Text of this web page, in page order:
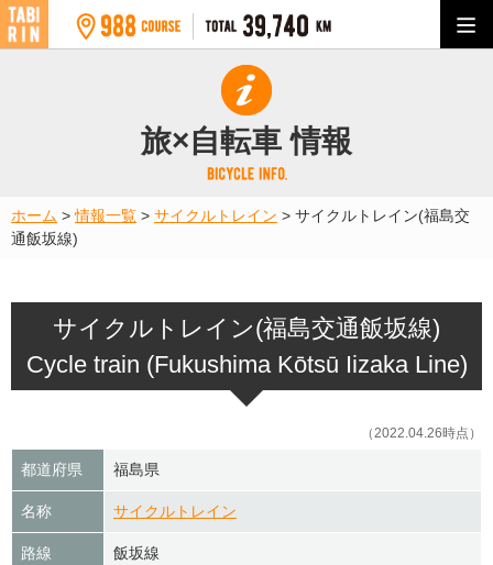
旅×自転車 情報
ホーム >情報一覧 > サイクルトレイン > サイクルトレイン(福島交
通飯坂線)
サイクルトレイン(福島交通飯坂線)
Cycle train (Fukushima Kōtsū Iizaka Line)
（2022.04.26時点）
都道府県 福島県
名称 サイクルトレイン
路線 飯坂線